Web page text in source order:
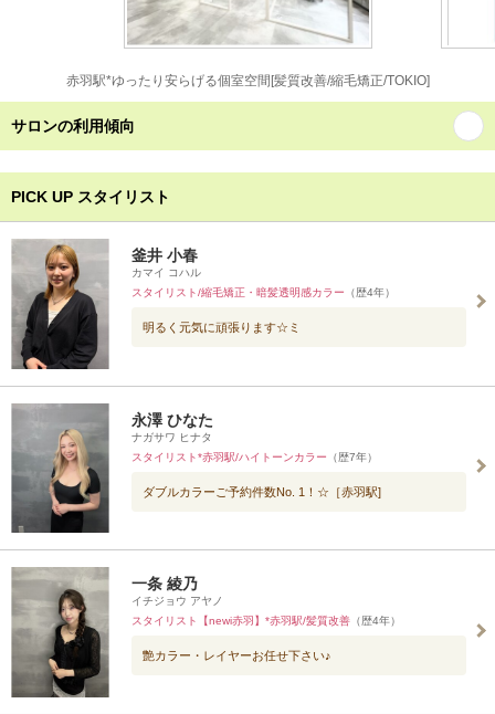
赤羽駅*ゆったり安らげる個室空間[髪質改善/縮毛矯正/TOKIO]
サロンの利用傾向
PICK UP スタイリスト
釜井 小春
カマイ コハル
スタイリスト/縮毛矯正・暗髪透明感カラー （歴4年）
明るく元気に頑張ります☆ミ
永澤 ひなた
ナガサワ ヒナタ
スタイリスト*赤羽駅/ハイトーンカラー （歴7年）
ダブルカラーご予約件数No. 1！☆［赤羽駅]
一条 綾乃
イチジョウ アヤノ
スタイリスト【newi赤羽】*赤羽駅/髪質改善 （歴4年）
艶カラー・レイヤーお任せ下さい♪